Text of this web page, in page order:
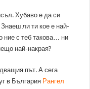
Хубаво е да си
ли ти кое е най-
ние с теб такова… ни
най-накрая?
път. А сега
в България Рангел